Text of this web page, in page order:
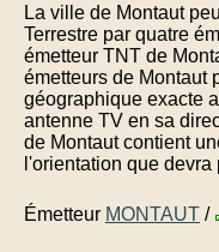
La ville de Montaut
Terrestre par quatre
émetteur TNT de
émetteurs de Montaut
géographique exacte
antenne TV en sa
de Montaut contient
l'orientation que
Émetteur MONTAUT /